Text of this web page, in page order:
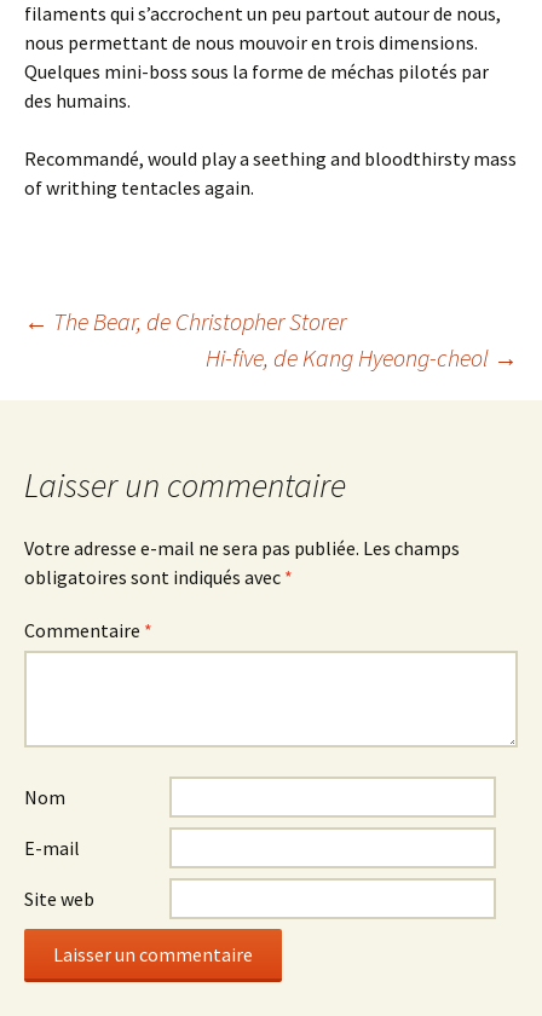
filaments qui s’accrochent un peu partout autour de nous,
nous permettant de nous mouvoir en trois dimensions.
Quelques mini-boss sous la forme de méchas pilotés par
des humains.
Recommandé, would play a seething and bloodthirsty mass
of writhing tentacles again.
Navigation
des
articles
← The Bear, de Christopher Storer
Hi-five, de Kang Hyeong-cheol →
Laisser un commentaire
Votre adresse e-mail ne sera pas publiée. Les champs
obligatoires sont indiqués avec *
Commentaire *
Nom
E-mail
Site web